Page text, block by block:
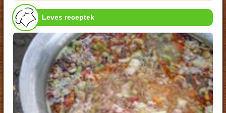
Leves receptek